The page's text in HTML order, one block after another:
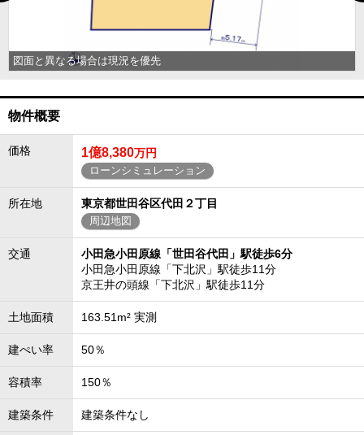
図面と異なる場合は現況を優先
物件概要
価格 1億8,380万円
ローンシミュレーション
所在地 東京都世田谷区代田２丁目
周辺地図
交通
小田急小田原線「世田谷代田」駅徒歩6分
小田急小田原線「下北沢」駅徒歩11分
京王井の頭線「下北沢」駅徒歩11分
土地面積 163.51m² 実測
建ぺい率 50％
容積率 150％
建築条件 建築条件なし